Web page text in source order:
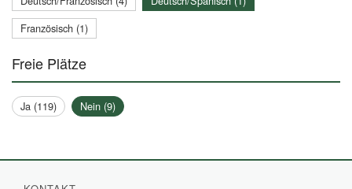
Französisch (1)
Freie Plätze
Ja (119) Nein (9)